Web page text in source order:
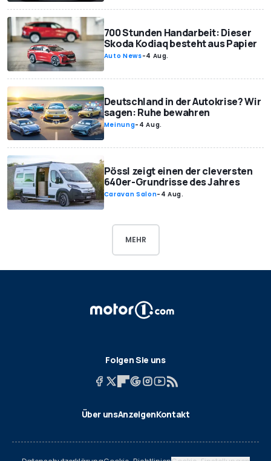
700 Stunden Handarbeit: Dieser
Skoda Kodiaq besteht aus Papier
Auto News-4 Aug.
Deutschland in der Autokrise? Wir
sagen: Ruhe bewahren
Meinung- 4 Aug.
Pössl zeigt einen der cleversten
640er-Grundrisse des Jahres
Caravan Salon- 4 Aug.
MEHR
Folgen Sie uns
Über unsAnzeigenKontakt